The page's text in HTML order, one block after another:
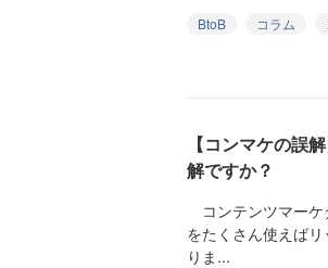
BtoB コラム
【コンマケの誤
解ですか？
コンテンツマーケ
をたくさん使えば
りま...